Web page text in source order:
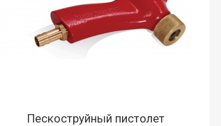
Пескоструйный пистолет